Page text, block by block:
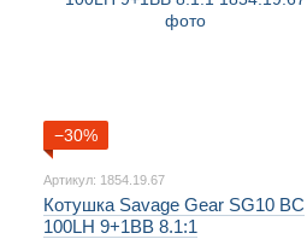
−30%
Артикул: 1854.19.67
Котушка Savage Gear SG10 BC
100LH 9+1BB 8.1:1